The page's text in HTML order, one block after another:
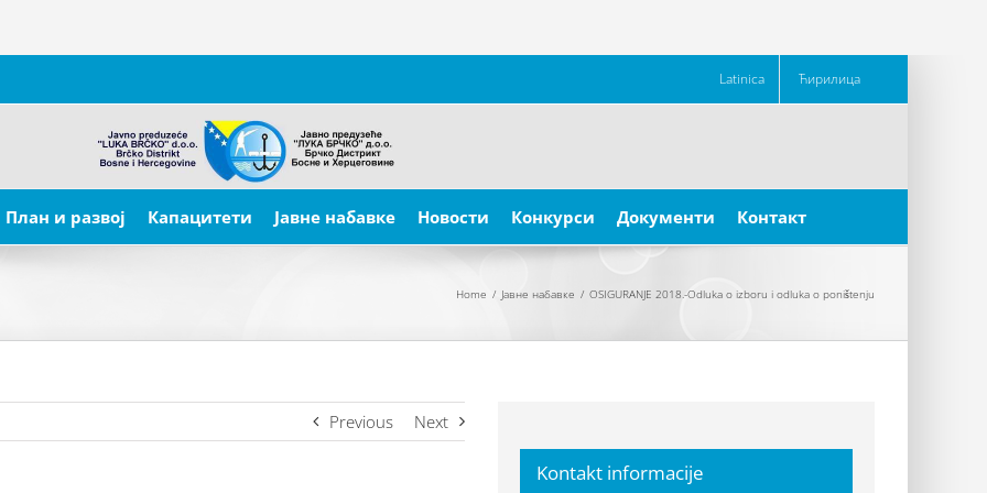
Latinica Ћирилица
План и развој Капацитети Јавне набавке Новости Конкурси Документи Контакт
Home / Јавне набавке / OSIGURANJE 2018.-Odluka o izboru i odluka o poništenju
Previous Next
Kontakt informacije